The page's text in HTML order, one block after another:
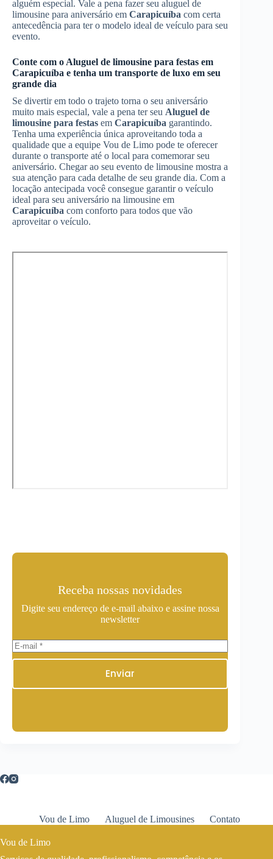
alguém especial. Vale a pena fazer seu aluguel de
limousine para aniversário em Carapicuíba com certa
antecedência para ter o modelo ideal de veículo para seu
evento.
Conte com o Aluguel de limousine para festas em
Carapicuíba e tenha um transporte de luxo em seu
grande dia
Se divertir em todo o trajeto torna o seu aniversário
muito mais especial, vale a pena ter seu Aluguel de
limousine para festas em Carapicuíba garantindo.
Tenha uma experiência única aproveitando toda a
qualidade que a equipe Vou de Limo pode te oferecer
durante o transporte até o local para comemorar seu
aniversário. Chegar ao seu evento de limousine mostra a
sua atenção para cada detalhe de seu grande dia. Com a
locação antecipada você consegue garantir o veículo
ideal para seu aniversário na limousine em
Carapicuíba com conforto para todos que vão
aproveitar o veículo.
Receba nossas novidades
Digite seu endereço de e-mail abaixo e assine nossa
newsletter
Enviar
Vou de Limo Aluguel de Limousines Contato
Vou de Limo